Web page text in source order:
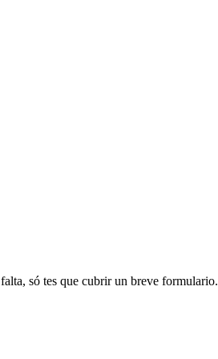
só tes que cubrir un breve formulario.